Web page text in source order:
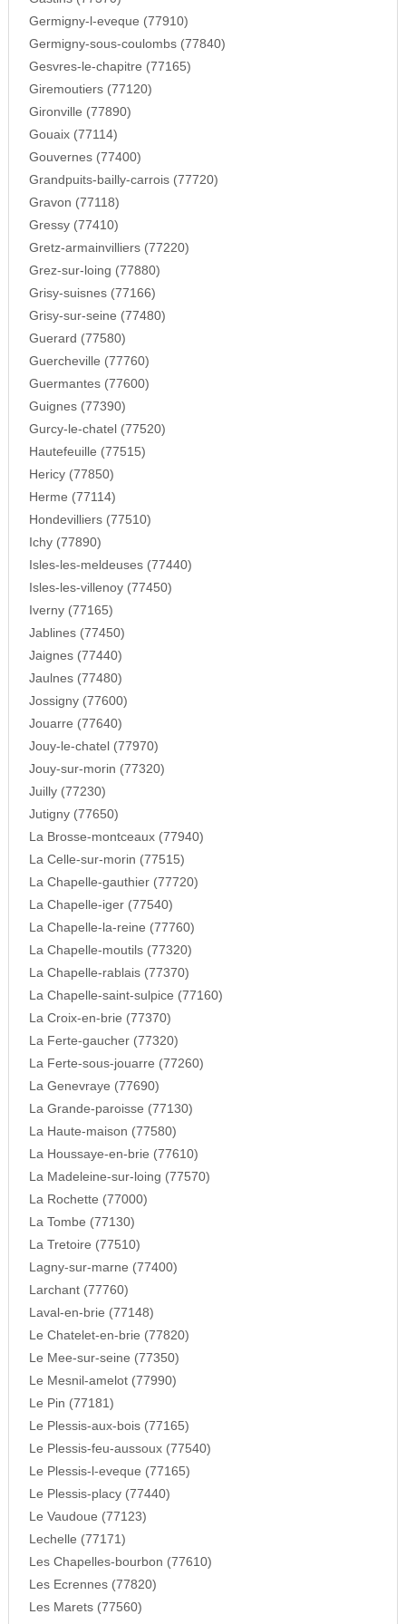
Germigny-l-eveque (77910)
Germigny-sous-coulombs (77840)
Gesvres-le-chapitre (77165)
Giremoutiers (77120)
Gironville (77890)
Gouaix (77114)
Gouvernes (77400)
Grandpuits-bailly-carrois (77720)
Gravon (77118)
Gressy (77410)
Gretz-armainvilliers (77220)
Grez-sur-loing (77880)
Grisy-suisnes (77166)
Grisy-sur-seine (77480)
Guerard (77580)
Guercheville (77760)
Guermantes (77600)
Guignes (77390)
Gurcy-le-chatel (77520)
Hautefeuille (77515)
Hericy (77850)
Herme (77114)
Hondevilliers (77510)
Ichy (77890)
Isles-les-meldeuses (77440)
Isles-les-villenoy (77450)
Iverny (77165)
Jablines (77450)
Jaignes (77440)
Jaulnes (77480)
Jossigny (77600)
Jouarre (77640)
Jouy-le-chatel (77970)
Jouy-sur-morin (77320)
Juilly (77230)
Jutigny (77650)
La Brosse-montceaux (77940)
La Celle-sur-morin (77515)
La Chapelle-gauthier (77720)
La Chapelle-iger (77540)
La Chapelle-la-reine (77760)
La Chapelle-moutils (77320)
La Chapelle-rablais (77370)
La Chapelle-saint-sulpice (77160)
La Croix-en-brie (77370)
La Ferte-gaucher (77320)
La Ferte-sous-jouarre (77260)
La Genevraye (77690)
La Grande-paroisse (77130)
La Haute-maison (77580)
La Houssaye-en-brie (77610)
La Madeleine-sur-loing (77570)
La Rochette (77000)
La Tombe (77130)
La Tretoire (77510)
Lagny-sur-marne (77400)
Larchant (77760)
Laval-en-brie (77148)
Le Chatelet-en-brie (77820)
Le Mee-sur-seine (77350)
Le Mesnil-amelot (77990)
Le Pin (77181)
Le Plessis-aux-bois (77165)
Le Plessis-feu-aussoux (77540)
Le Plessis-l-eveque (77165)
Le Plessis-placy (77440)
Le Vaudoue (77123)
Lechelle (77171)
Les Chapelles-bourbon (77610)
Les Ecrennes (77820)
Les Marets (77560)